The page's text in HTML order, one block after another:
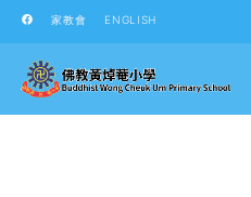
家教會 ENGLISH